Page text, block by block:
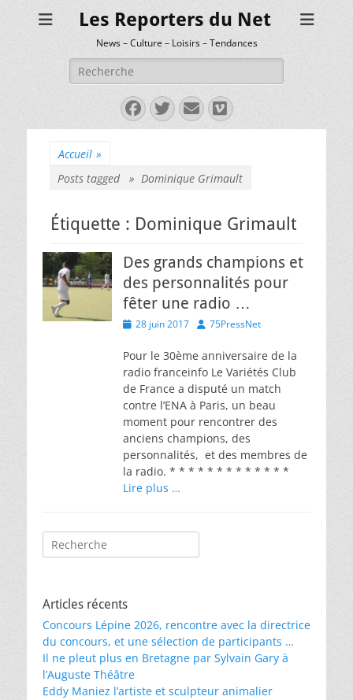
Les Reporters du Net
News – Culture – Loisirs – Tendances
Rechercher :
Facebook
Twitter
E-
mail
Vimeo
Accueil »
Posts tagged » Dominique Grimault
Étiquette : Dominique Grimault
Des grands champions et
des personnalités pour
fêter une radio …
Posted28 juin 2017 Author
75PressNet
Pour le 30ème anniversaire de la
radio franceinfo Le Variétés Club
de France a disputé un match
contre l’ENA à Paris, un beau
moment pour rencontrer des
anciens champions, des
personnalités, et des membres de
la radio. * * * * * * * * * * * * *
Lire plus …
Rechercher :
Articles récents
Concours Lépine 2026, rencontre avec la directrice
du concours, et une sélection de participants …
Il ne pleut plus en Bretagne par Sylvain Gary à
l’Auguste Théâtre
Eddy Maniez l’artiste et sculpteur animalier